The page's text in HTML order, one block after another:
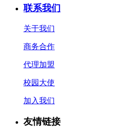
联系我们
关于我们
商务合作
代理加盟
校园大使
加入我们
友情链接